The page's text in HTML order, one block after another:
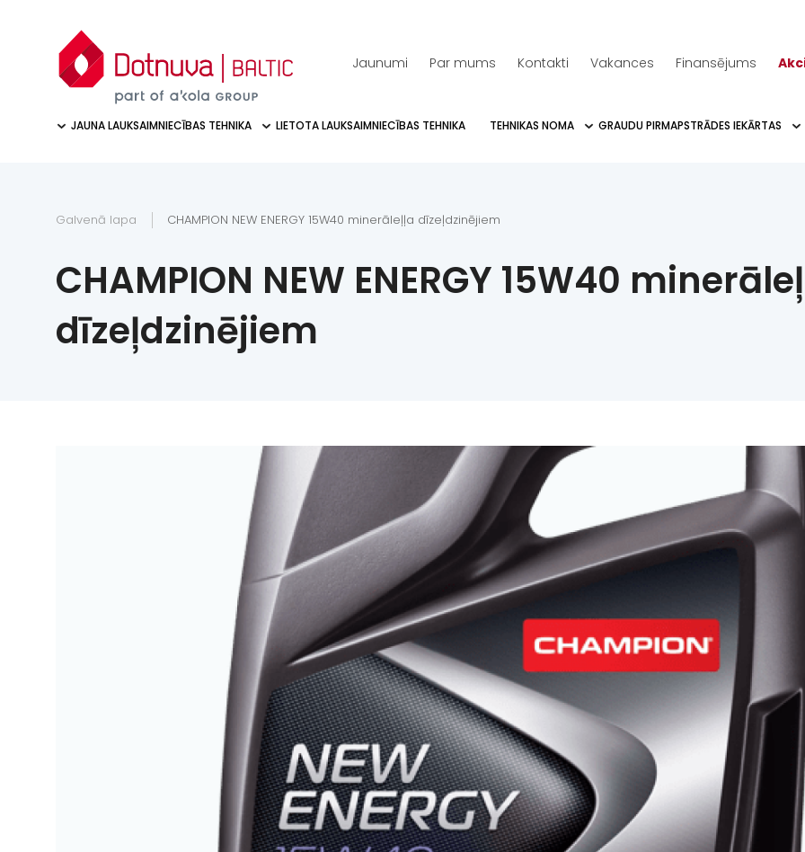
Jaunumi Par mums Kontakti Vakances Finansējums
JAUNA LAUKSAIMNIECĪBAS TEHNIKA LIETOTA LAUKSAIMNIECĪBAS TEHNIKA TEHNIKAS NOMA GRAUDU PIRMAPSTRĀDES IEKĀRTAS
Galvenā lapa CHAMPION NEW ENERGY 15W40 minerāleļļa dīzeļdzinējiem
CHAMPION NEW ENERGY 15W40
dīzeļdzinējiem